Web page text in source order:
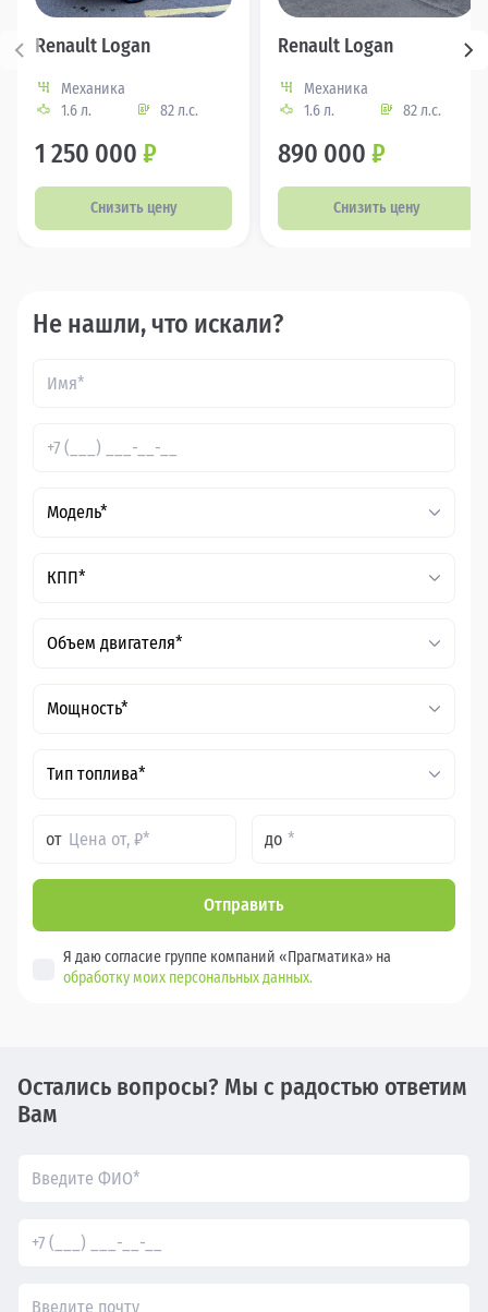
Renault Logan
Механика
1.6 л.
82 л.с.
1 250 000 ₽
Снизить цену
Renault Logan
Механика
1.6 л.
82 л.с.
890 000 ₽
Снизить цену
Не нашли, что искали?
Модель*
КПП*
Объем двигателя*
Мощность*
Тип топлива*
от до
Отправить
Я даю согласие группе компаний «Прагматика» на
обработку моих персональных данных.
Остались вопросы? Мы с радостью ответим
Вам